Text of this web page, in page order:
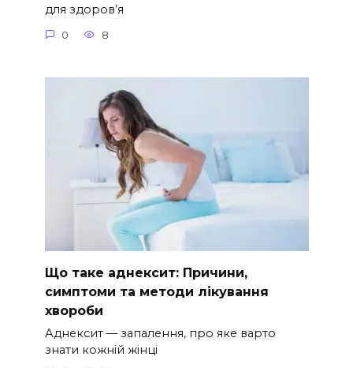
для здоров’я
0 8
Що таке аднексит: Причини,
симптоми та методи лікування
хвороби
Аднексит — запалення, про яке варто
знати кожній жінці